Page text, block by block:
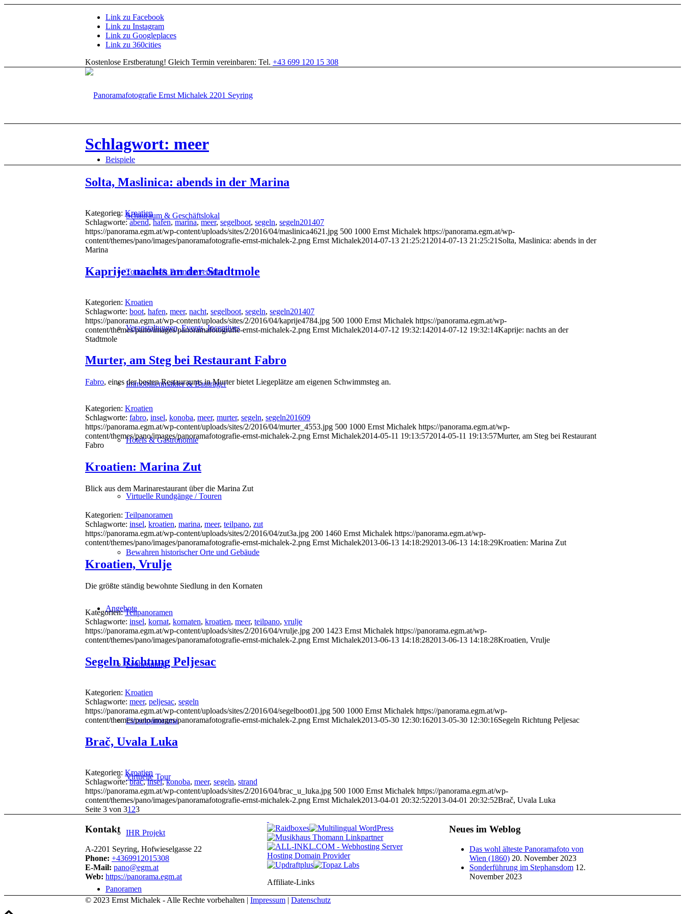
Link zu Facebook
Link zu Instagram
Link zu Googleplaces
Link zu 360cities
Kostenlose Erstberatung! Gleich Termin vereinbaren: Tel. +43 699 120 15 308
Beispiele
Schauraum & Geschäftslokal
Tourismus & Fremdenverkehr
Veranstaltungen, Events, Incentives
Immobilienmakler & Bauträger
Hotels & Gastronomie
Virtuelle Rundgänge / Touren
Bewahren historischer Orte und Gebäude
Angebote
Erstberatung
Einzelpanorama
Virtuelle Tour
IHR Projekt
Panoramen
Schlagwort: meer
Solta, Maslinica: abends in der Marina
Kategorien: Kroatien
Schlagworte:abend,hafen,marina,meer,segelboot, segeln, segeln201407
https://panorama.egm.at/wp-content/uploads/sites/2/2016/04/maslinica4621.jpg 500 1000 Ernst Michalek https://panorama.egm.at/wp-
content/themes/pano/images/panoramafotografie-ernst-michalek-2.png Ernst Michalek2014-07-13 21:25:21 2014-07-13 21:25:21 Solta, Maslinica: abends in der
Marina
Kaprije: nachts an der Stadtmole
Kategorien: Kroatien
Schlagworte: boot, hafen, meer, nacht, segelboot, segeln, segeln201407
https://panorama.egm.at/wp-content/uploads/sites/2/2016/04/kaprije4784.jpg 500 1000 Ernst Michalek https://panorama.egm.at/wp-
content/themes/pano/images/panoramafotografie-ernst-michalek-2.png Ernst Michalek2014-07-12 19:32:142014-07-12 19:32:14Kaprije: nachts an der
Stadtmole
Murter, am Steg bei Restaurant Fabro
Fabro, eines der besten Restauraunts in Murter bietet Liegeplätze am eigenen Schwimmsteg an.
Kategorien: Kroatien
Schlagworte: fabro, insel, konoba, meer, murter, segeln, segeln201609
https://panorama.egm.at/wp-content/uploads/sites/2/2016/04/murter_4553.jpg 500 1000 Ernst Michalek https://panorama.egm.at/wp-
content/themes/pano/images/panoramafotografie-ernst-michalek-2.png Ernst Michalek2014-05-11 19:13:572014-05-11 19:13:57Murter, am Steg bei Restaurant
Fabro
Kroatien: Marina Zut
Blick aus dem Marinarestaurant über die Marina Zut
Kategorien: Teilpanoramen
Schlagworte: insel, kroatien, marina, meer, teilpano, zut
https://panorama.egm.at/wp-content/uploads/sites/2/2016/04/zut3a.jpg 200 1460 Ernst Michalek https://panorama.egm.at/wp-
content/themes/pano/images/panoramafotografie-ernst-michalek-2.png Ernst Michalek2013-06-13 14:18:292013-06-13 14:18:29Kroatien: Marina Zut
Kroatien, Vrulje
Die größte ständig bewohnte Siedlung in den Kornaten
Kategorien:Teilpanoramen
Schlagworte: insel, kornat, kornaten, kroatien, meer, teilpano, vrulje
https://panorama.egm.at/wp-content/uploads/sites/2/2016/04/vrulje.jpg 200 1423 Ernst Michalek https://panorama.egm.at/wp-
content/themes/pano/images/panoramafotografie-ernst-michalek-2.png Ernst Michalek2013-06-13 14:18:282013-06-13 14:18:28Kroatien, Vrulje
Segeln Richtung Peljesac
Kategorien: Kroatien
Schlagworte: meer, peljesac, segeln
https://panorama.egm.at/wp-content/uploads/sites/2/2016/04/segelboot01.jpg 500 1000 Ernst Michalek https://panorama.egm.at/wp-
content/themes/pano/images/panoramafotografie-ernst-michalek-2.png Ernst Michalek2013-05-30 12:30:162013-05-30 12:30:16Segeln Richtung Peljesac
Brač, Uvala Luka
Kategorien: Kroatien
Schlagworte:brac,insel,konoba, meer, segeln, strand
https://panorama.egm.at/wp-content/uploads/sites/2/2016/04/brac_u_luka.jpg 500 1000 Ernst Michalek https://panorama.egm.at/wp-
content/themes/pano/images/panoramafotografie-ernst-michalek-2.png Ernst Michalek2013-04-01 20:32:522013-04-01 20:32:52Brač, Uvala Luka
Seite 3 von 31 23
Kontakt
A-2201 Seyring, Hofwieselgasse 22
Phone: +4369912015308
E-Mail: pano@egm.at
Web: https://panorama.egm.at
Affiliate-Links
Neues im Weblog
Das wohl älteste Panoramafoto von
Wien (1860) 20. November 2023
Sonderführung im Stephansdom 12.
November 2023
© 2023 Ernst Michalek - Alle Rechte vorbehalten | Impressum | Datenschutz